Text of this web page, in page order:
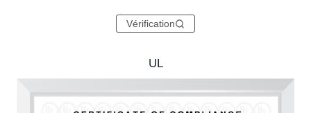
Vérification
UL